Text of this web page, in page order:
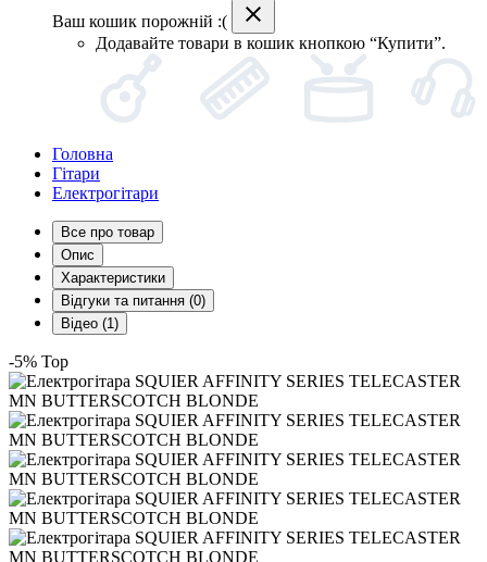
Ваш кошик порожній :(
Додавайте товари в кошик кнопкою “Купити”.
Головна
Гітари
Електрогітари
Все про товар
Опис
Характеристики
Відгуки та питання (0)
Відео (1)
-5% Top